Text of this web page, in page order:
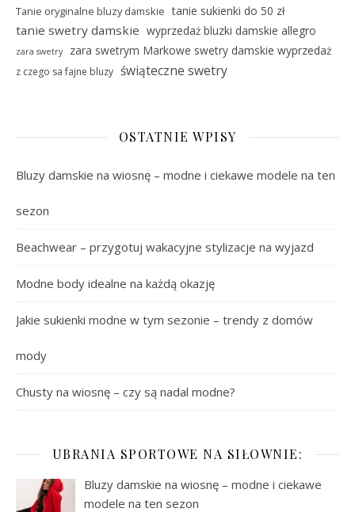
Tanie oryginalne bluzy damskie tanie sukienki do 50 zł
tanie swetry damskie wyprzedaż bluzki damskie allegro
zara swetry zara swetrym Markowe swetry damskie wyprzedaż
z czego sa fajne bluzy świąteczne swetry
OSTATNIE WPISY
Bluzy damskie na wiosnę – modne i ciekawe modele na ten
sezon
Beachwear – przygotuj wakacyjne stylizacje na wyjazd
Modne body idealne na każdą okazję
Jakie sukienki modne w tym sezonie – trendy z domów
mody
Chusty na wiosnę – czy są nadal modne?
UBRANIA SPORTOWE NA SIŁOWNIE:
Bluzy damskie na wiosnę – modne i ciekawe
modele na ten sezon